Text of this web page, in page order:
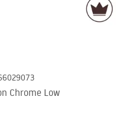
Chrome Low